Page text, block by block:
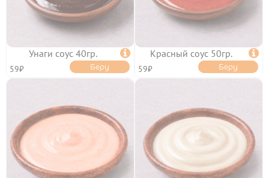
Унаги соус 40гр. 
59₽ Беру
Красный соус 50гр. 
59₽ Беру